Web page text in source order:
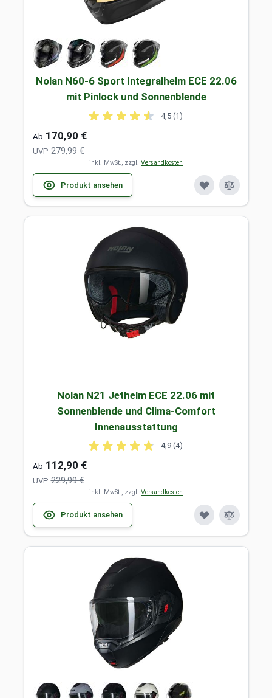
Nolan N60-6 Sport Integralhelm ECE 22.06
mit Pinlock und Sonnenblende
4,5 (1)
Ab 170,90 €
UVP 279,99 €
inkl. MwSt., zzgl. Versandkosten
Produkt ansehen
Nolan N21 Jethelm ECE 22.06 mit
Sonnenblende und Clima-Comfort
Innenausstattung
4,9 (4)
Ab 112,90 €
UVP 229,99 €
inkl. MwSt., zzgl. Versandkosten
Produkt ansehen